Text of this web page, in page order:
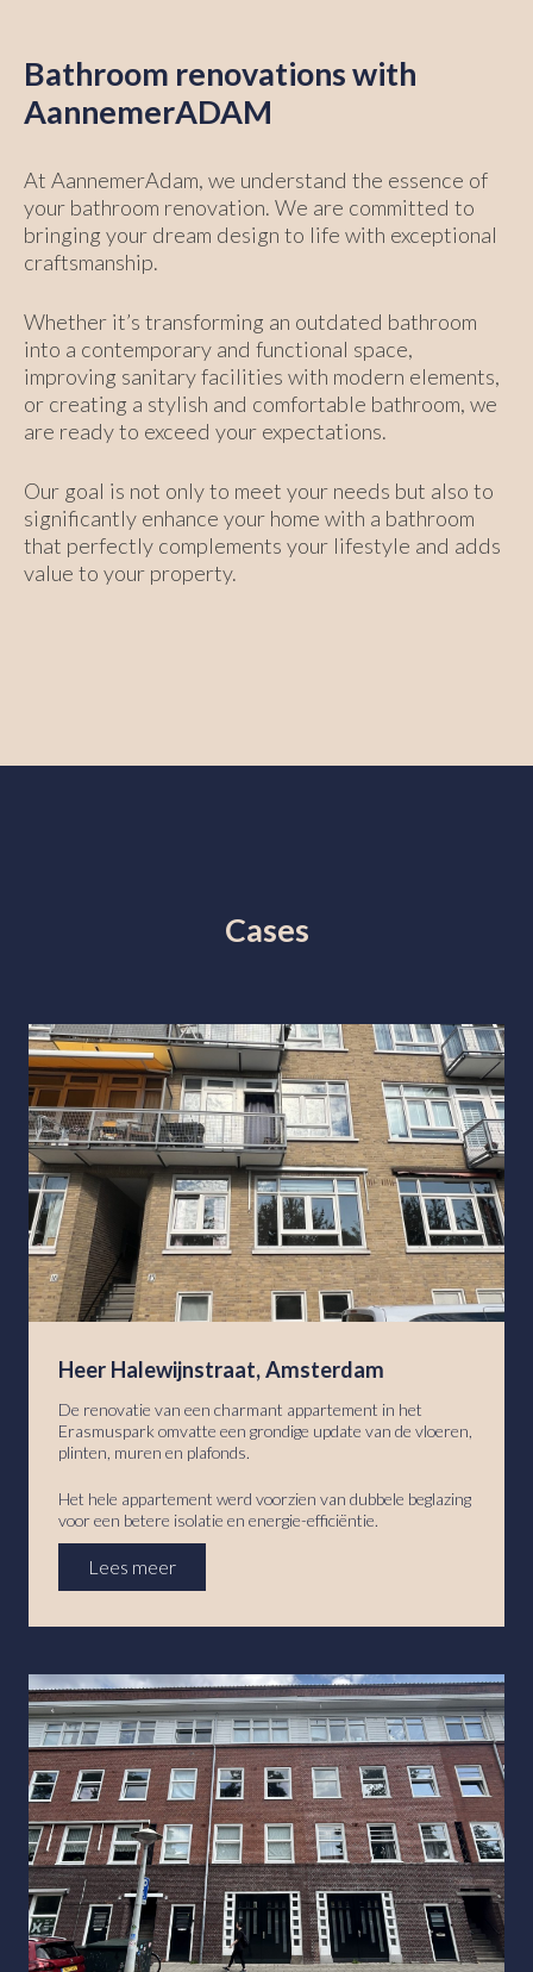
Bathroom renovations with
AannemerADAM
At AannemerAdam, we understand the essence of
your bathroom renovation. We are committed to
bringing your dream design to life with exceptional
craftsmanship.
Whether it’s transforming an outdated bathroom
into a contemporary and functional space,
improving sanitary facilities with modern elements,
or creating a stylish and comfortable bathroom, we
are ready to exceed your expectations.
Our goal is not only to meet your needs but also to
significantly enhance your home with a bathroom
that perfectly complements your lifestyle and adds
value to your property.
Cases
Heer Halewijnstraat, Amsterdam
De renovatie van een charmant appartement in het
Erasmuspark omvatte een grondige update van de vloeren,
plinten, muren en plafonds.
Het hele appartement werd voorzien van dubbele beglazing
voor een betere isolatie en energie-efficiëntie.
Lees meer